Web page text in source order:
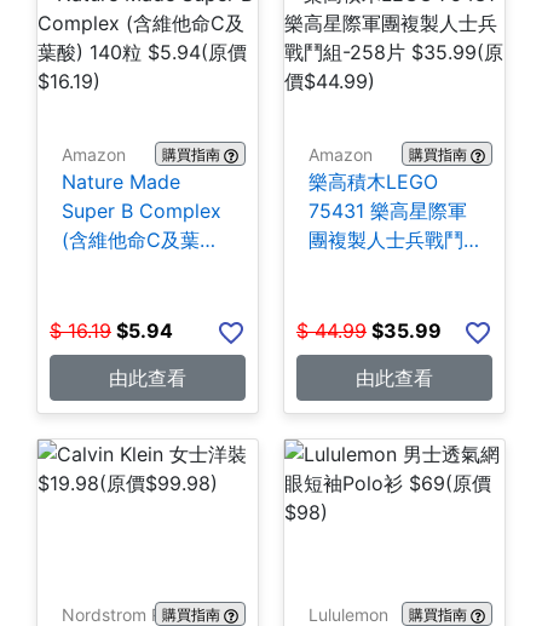
Amazon 購買指南
Nature Made
Super B Complex
(含維他命C及葉酸)
$ 16.19 $5.94
由此查看
Amazon 購買指南
樂高積木LEGO
75431 樂高星際軍
團複製人士兵戰鬥
$ 44.99 $35.99
由此查看
Nordstrom Rack購買指南 Lululemon 購買指南